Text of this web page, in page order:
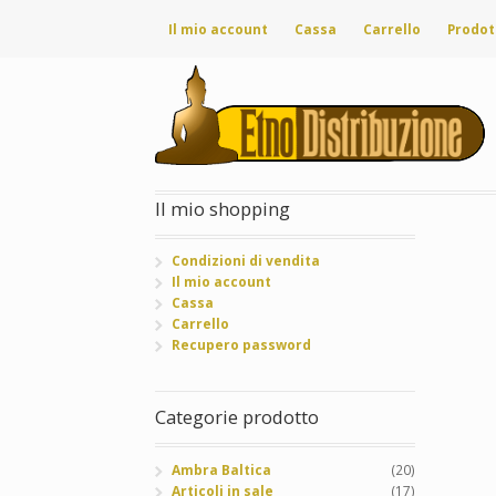
Il mio account Cassa Carrello
Il mio shopping
Condizioni di vendita
Il mio account
Cassa
Carrello
Recupero password
Categorie prodotto
Ambra Baltica
(20)
Articoli in sale
(17)